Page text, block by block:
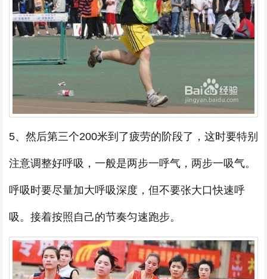
5、然后第三个200米到了疲劳的阶段了，这时要特别
注意调整好呼吸，一般是两步一呼气，两步一吸气。
呼吸时要尽量加大呼吸深度，但不要张大口快速呼
吸。接着按照自己的节奏匀速跑步。